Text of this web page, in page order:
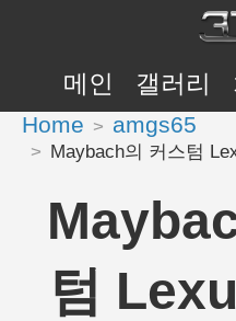
메인 갤러리
Home amgs65
Maybach의 커스텀
텀